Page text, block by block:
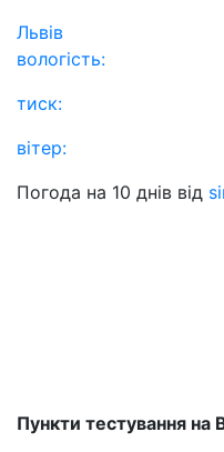
Львів
вологість:
тиск:
вітер:
Погода на 10 днів від
Пункти тестування на